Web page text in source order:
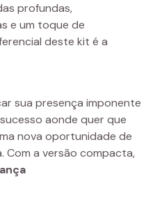
profundas,
e um toque de
deste kit é a
sua presença imponente
aonde quer que
nova oportunidade de
Com a versão compacta,